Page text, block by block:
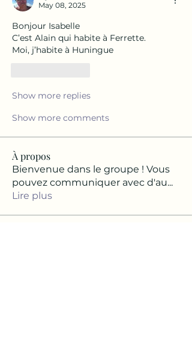
May 08, 2025
Bonjour Isabelle
C’est Alain qui habite à Ferrette.
Moi, j’habite à Huningue
Show more replies
Show more comments
À propos
Bienvenue dans le groupe ! Vous
pouvez communiquer avec d'au...
Lire plus